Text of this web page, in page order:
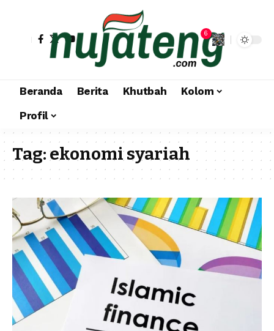
6
Beranda Berita Khutbah
Kolom
Profil
Tag:ekonomi syariah